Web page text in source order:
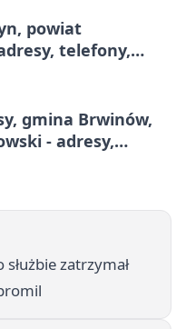
powiat
telefony,
gmina Brwinów,
- adresy,
zatrzymał